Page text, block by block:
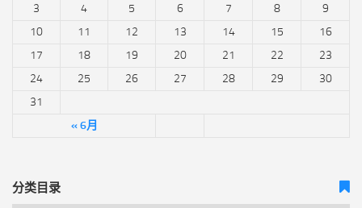
« 6月
3
4 5 6 7 8
9
10
11 12 13 14 15
16
17
18 19 20 21 22
23
24
25 26 27 28 29
30
31
分类目录